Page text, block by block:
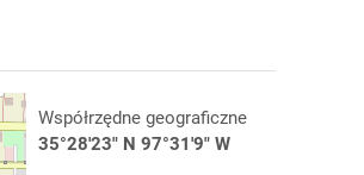
Współrzędne geograficzne
35°28'23" N 97°31'9" W